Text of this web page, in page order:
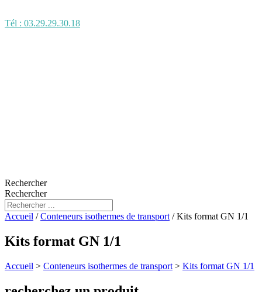
Tél : 03.29.29.30.18
Rechercher
Rechercher
Accueil /Conteneurs isothermes de transport / Kits format GN 1/1
Kits format GN 1/1
Accueil > Conteneurs isothermes de transport > Kits format GN 1/1